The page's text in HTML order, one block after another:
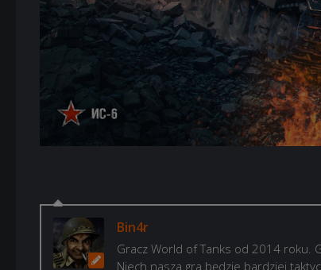
Bin4r
Gracz World of Tanks od 2014 roku.
Niech nasza gra będzie bardziej